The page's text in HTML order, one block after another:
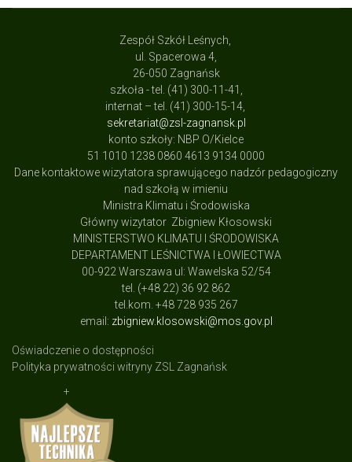
Zespół Szkół Leśnych,
ul. Spacerowa 4,
26-050 Zagnańsk
szkoła - tel. (41) 300-11-41,
internat – tel. (41) 300-15-14,
sekretariat@zsl-zagnansk.pl
konto szkoły: NBP O/Kielce
51 1010 1238 0860 4613 9134 0000
Dane kontaktowe wizytatora sprawującego nadzór pedagogiczny
nad szkołą w imieniu
Ministra Klimatu i Środowiska
Główny wizytator Zbigniew Kłosowski
MINISTERSTWO KLIMATU I ŚRODOWISKA
DEPARTAMENT LEŚNICTWA I ŁOWIECTWA
00-922 Warszawa ul: Wawelska 52/54
tel. (+48 22) 36 92 862
tel.kom. +48 728 935 267
email: zbigniew.klosowski@mos.gov.pl
Oświadczenie o dostępności
Polityka prywatności witryny ZSL Zagnańsk
+